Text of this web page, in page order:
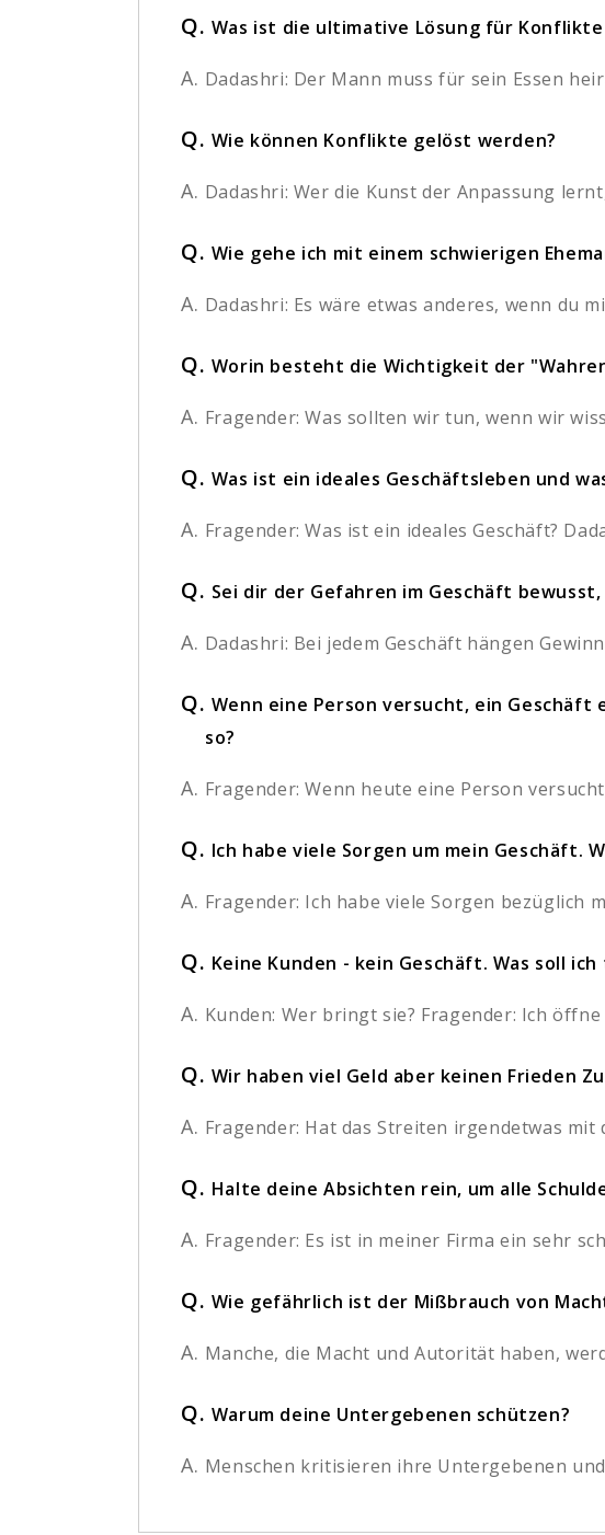
Q. Was ist die ultimative Lösung für Konflikte
A. Dadashri: Der Mann muss für sein Essen
Q. Wie können Konflikte gelöst werden?
A. Dadashri: Wer die Kunst der Anpassung
Q. Wie gehe ich mit einem schwierigen
A. Dadashri: Es wäre etwas anderes, wenn du
Q. Worin besteht die Wichtigkeit der
A. Fragender: Was sollten wir tun, wenn wir
Q. Was ist ein ideales Geschäftsleben und
A. Fragender: Was ist ein ideales Geschäft?
Q. Sei dir der Gefahren im Geschäft
A. Dadashri: Bei jedem Geschäft hängen
Q. Wenn eine Person versucht, ein
so?
A. Fragender: Wenn heute eine Person
Q. Ich habe viele Sorgen um mein Geschäft.
A. Fragender: Ich habe viele Sorgen bezüglich
Q. Keine Kunden - kein Geschäft. Was soll ich
A. Kunden: Wer bringt sie? Fragender: Ich
Q. Wir haben viel Geld aber keinen Frieden
A. Fragender: Hat das Streiten irgendetwas mit
Q. Halte deine Absichten rein, um alle
A. Fragender: Es ist in meiner Firma ein sehr
Q. Wie gefährlich ist der Mißbrauch von
A. Manche, die Macht und Autorität haben,
Q. Warum deine Untergebenen schützen?
A. Menschen kritisieren ihre Untergebenen